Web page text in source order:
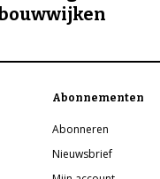
Abonnementen
Abonneren
Nieuwsbrief